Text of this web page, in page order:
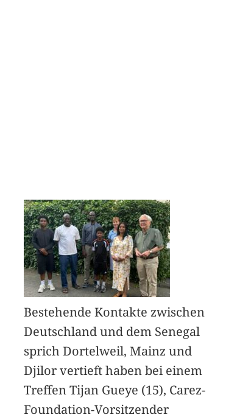
Bestehende Kontakte zwischen
Deutschland und dem Senegal
sprich Dortelweil, Mainz und
Djilor vertieft haben bei einem
Treffen Tijan Gueye (15), Carez-
Foundation-Vorsitzender